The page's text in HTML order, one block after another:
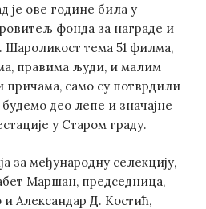
је ове године била у
фонда за награде и
Шароликост тема 51 филмa,
правима људи, и малим
причама, само су потврдили
део лепе и значајне
у Старом граду.
за међународну селекцију,
Маршан, председница,
Александар Д. Костић,